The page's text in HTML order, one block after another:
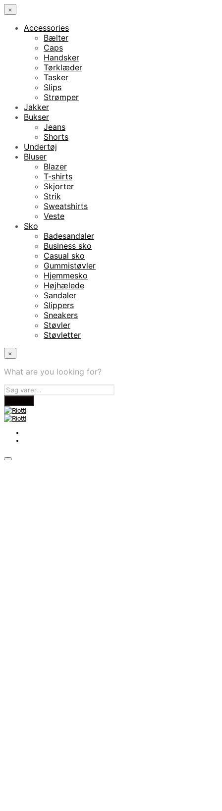
×
Accessories
Bælter
Caps
Handsker
Tørklæder
Tasker
Slips
Strømper
Jakker
Bukser
Jeans
Shorts
Undertøj
Bluser
Blazer
T-shirts
Skjorter
Strik
Sweatshirts
Veste
Sko
Badesandaler
Business sko
Casual sko
Gummistøvler
Hjemmesko
Højhælede
Sandaler
Slippers
Sneakers
Støvler
Støvletter
×
What are you looking for?